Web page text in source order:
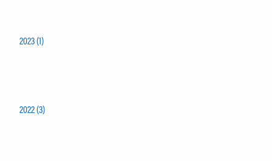
2023 (1)
2022 (3)